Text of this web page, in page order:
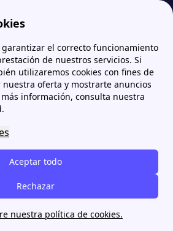
garantizar el correcto funcionamiento
de nuestros servicios. Si
utilizaremos cookies con fines de
oferta y mostrarte anuncios
información, consulta nuestra
Aceptar todo
Rechazar
nuestra política de cookies.
Social ¿Qué es el Bono Social y cómo pueden acceder las familias numerosas?
Bono Social y
acceder las
luzes unaayuda regulada
asumir los costes
del hogar. Uno de los